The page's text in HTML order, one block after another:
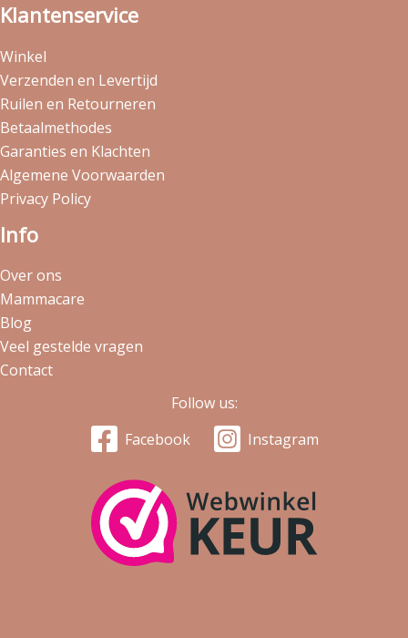
Klantenservice
Winkel
Verzenden en Levertijd
Ruilen en Retourneren
Betaalmethodes
Garanties en Klachten
Algemene Voorwaarden
Privacy Policy
Info
Over ons
Mammacare
Blog
Veel gestelde vragen
Contact
Follow us:
Facebook
Instagram